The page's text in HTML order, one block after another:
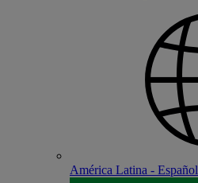
América Latina - Español